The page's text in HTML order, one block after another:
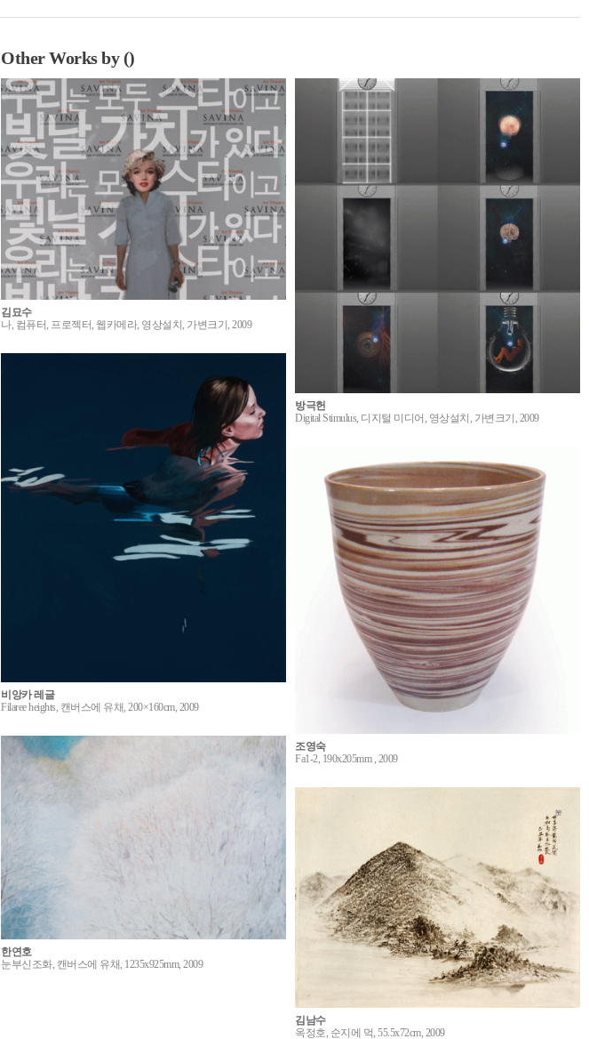
Other Works by ()
김묘수
나, 컴퓨터, 프로젝터, 웹카메라, 영상설치, 가변크기, 2009
방극헌
Digital Stimulus, 디지털 미디어, 영상설치, 가변크기, 2009
비앙카 레글
Filaree heights, 캔버스에 유채, 200×160cm, 2009
조영숙
Fa1-2, 190x205mm , 2009
한연호
눈부신조화, 캔버스에 유채, 1235x925mm, 2009
김남수
옥정호, 순지에 먹, 55.5x72cm, 2009